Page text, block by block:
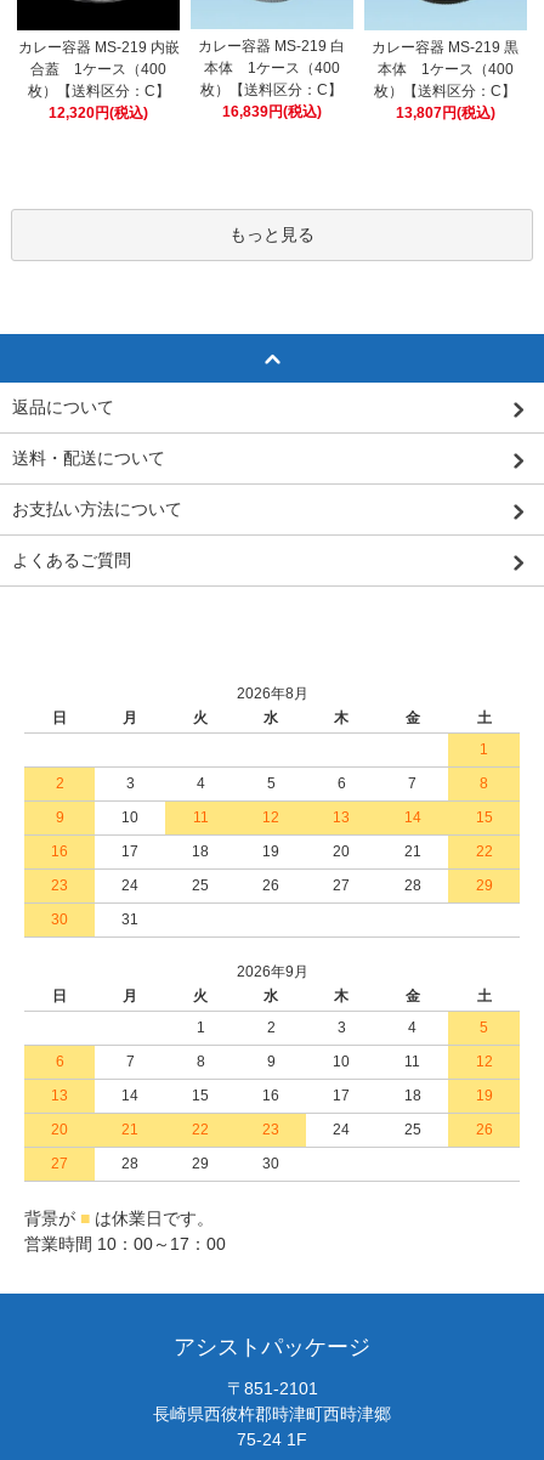
カレー容器 MS-219 内嵌
合蓋 1ケース（400
枚）【送料区分：C】
12,320円(税込)
カレー容器 MS-219 白
本体 1ケース（400
枚）【送料区分：C】
16,839円(税込)
カレー容器 MS-219 黒
本体 1ケース（400
枚）【送料区分：C】
13,807円(税込)
もっと見る
返品について
送料・配送について
お支払い方法について
よくあるご質問
2026年8月
日
月 火 水 木 金
土
1
2
3 4 5 6 7
8
9
10 11 12 13 14
15
16
17 18 19 20 21
22
23
24 25 26 27 28
29
30
31
2026年9月
日
月 火 水 木 金
土
1
2 3 4
5
6
7 8 9 10 11
12
13
14 15 16 17 18
19
20
21 22 23 24 25
26
27
28 29 30
背景が ■ は休業日です。
営業時間 10：00～17：00
アシストパッケージ
〒851-2101
長崎県西彼杵郡時津町西時津郷
75-24 1F